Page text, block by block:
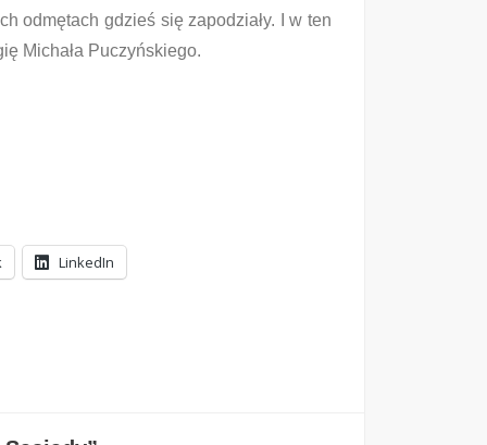
odmętach gdzieś się zapodziały. I w ten
Michała Puczyńskiego.
LinkedIn